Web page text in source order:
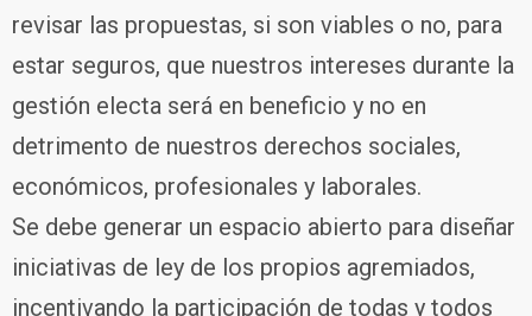
revisar las propuestas, si son viables o no, para
estar seguros, que nuestros intereses durante la
gestión electa será en beneficio y no en
detrimento de nuestros derechos sociales,
económicos, profesionales y laborales.
Se debe generar un espacio abierto para diseñar
iniciativas de ley de los propios agremiados,
incentivando la participación de todas y todos